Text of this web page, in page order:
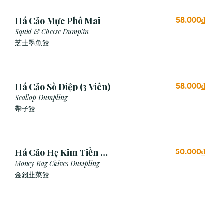
Há Cảo Mực Phô Mai
Squid & Cheese Dumplin
芝⼠墨⿂餃
58.000₫
Há Cảo Sò Điệp (3 Viên)
Scallop Dumpling
帶子餃
58.000₫
Há Cảo Hẹ Kim Tiền (3
Viên)
Money Bag Chives Dumpling
金錢韭菜餃
50.000₫